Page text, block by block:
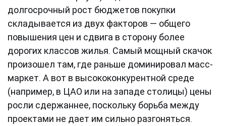
долгосрочный рост бюджетов покупки
складывается из двух факторов — общего
повышения цен и сдвига в сторону более
дорогих классов жилья. Самый мощный скачок
произошел там, где раньше доминировал масс-
маркет. А вот в высококонкурентной среде
(например, в ЦАО или на западе столицы) цены
росли сдержаннее, поскольку борьба между
проектами не дает им сильно разгоняться.